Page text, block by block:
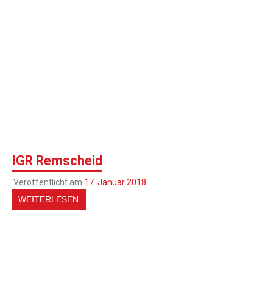
IGR Remscheid
Veröffentlicht am 17. Januar 2018
WEITERLESEN